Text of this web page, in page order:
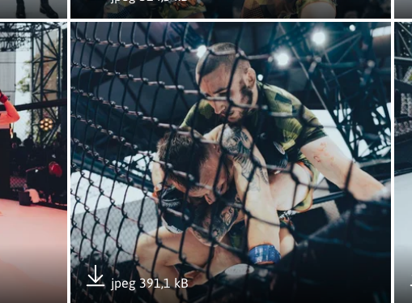
Pobierz załącznik
Otwórz załącznik Podwójne podium 6MBOT
jpeg 391,1 kB